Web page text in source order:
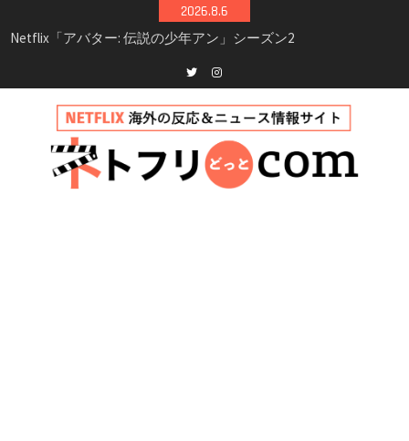
to
2026.8.6
シーズン3最新情報
Netflix映画「ボイスメールで恋をして」キャス
イッチ主演ロマコメ
新決定！2027年撮影開始へ
兄弟大騒動のコメディ映画「リトル・ブラザ
ー」がNetflixで配信！─キャスト・あらすじ・
見どころまとめ
Twitterinstagram